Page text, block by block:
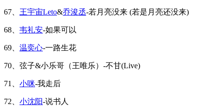
67、 王宇宙Leto&乔浚丞-若月亮没来 (若是月亮还没来)
68、 韦礼安-如果可以
69、 温奕心-一路生花
70、弦子&小乐哥（王唯乐）-不甘(Live)
71、 小咪-我走后
72、 小沈阳-说书人